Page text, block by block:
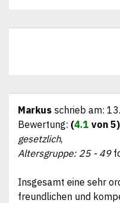
Markus schrieb am:
Bewertung: (4.1 von 5)
gesetzlich,
Altersgruppe: 25 - 49
Insgesamt eine sehr
freundlichen und